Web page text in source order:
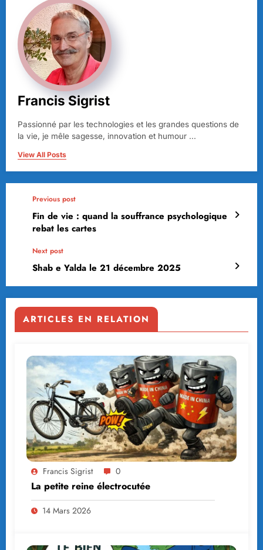
Francis Sigrist
Passionné par les technologies et les grandes questions de
la vie, je mêle sagesse, innovation et humour ...
View All Posts
Previous post
Fin de vie : quand la souffrance psychologique
rebat les cartes
Next post
Shab e Yalda le 21 décembre 2025
ARTICLES EN RELATION
Francis Sigrist 0
La petite reine électrocutée
14 Mars 2026